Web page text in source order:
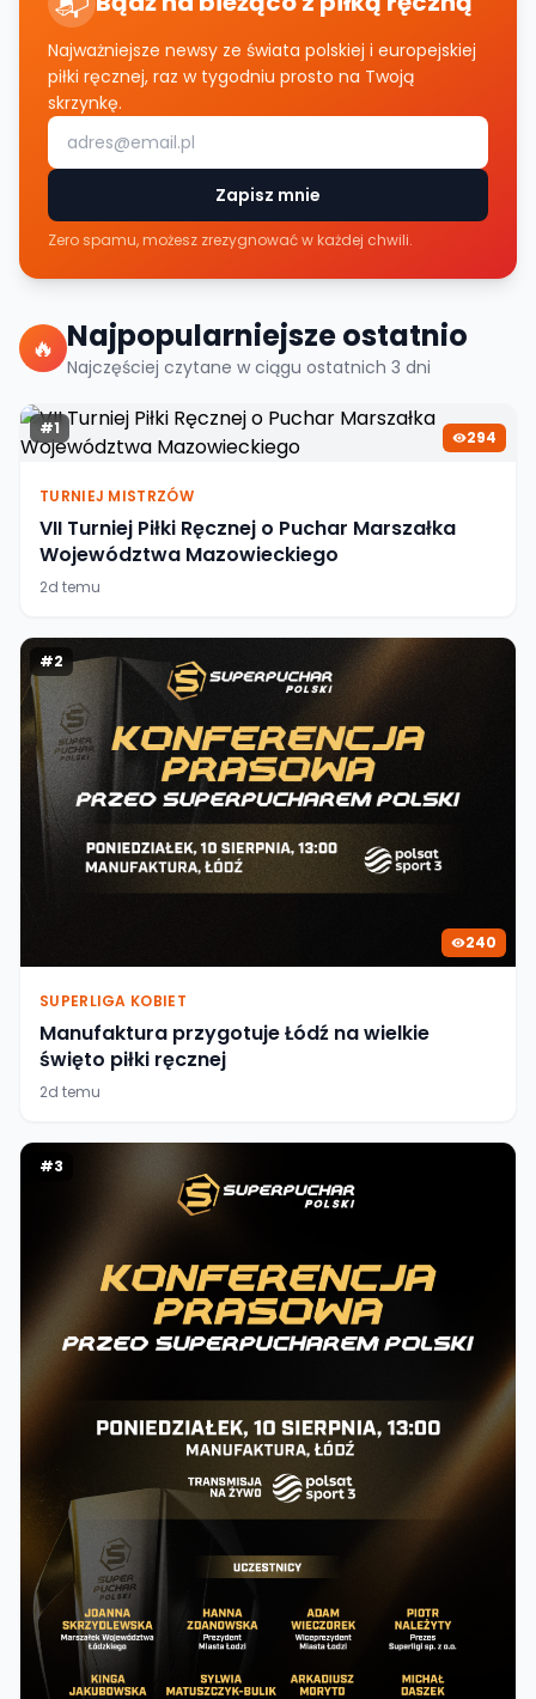
Najważniejsze newsy ze świata polskiej i europejskiej
piłki ręcznej, raz w tygodniu prosto na Twoją
skrzynkę.
Zapisz mnie
Zero spamu, możesz zrezygnować w każdej chwili.
🔥 Najpopularniejsze ostatnio
Najczęściej czytane w ciągu ostatnich 3 dni
#1 294
TURNIEJ MISTRZÓW
VII Turniej Piłki Ręcznej o Puchar Marszałka
Województwa Mazowieckiego
2d temu
#2
240
SUPERLIGA KOBIET
Manufaktura przygotuje Łódź na wielkie
święto piłki ręcznej
2d temu
#3